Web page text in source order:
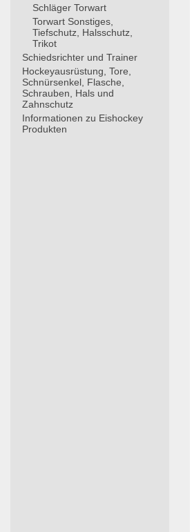
Schläger Torwart
Torwart Sonstiges,
Tiefschutz, Halsschutz,
Trikot
Schiedsrichter und Trainer
Hockeyausrüstung, Tore,
Schnürsenkel, Flasche,
Schrauben, Hals und
Zahnschutz
Informationen zu Eishockey
Produkten